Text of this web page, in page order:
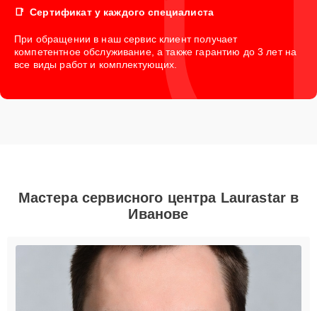
Сертификат у каждого специалиста
При обращении в наш сервис клиент получает
компетентное обслуживание, а также гарантию до 3 лет на
все виды работ и комплектующих.
Мастера сервисного центра Laurastar в
Иванове